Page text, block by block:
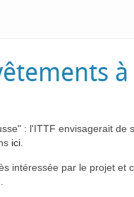
: l'ITTF envisagerait de
ici
intéressée par le projet et